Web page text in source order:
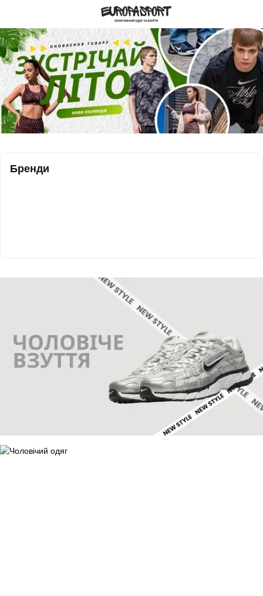
Бренди